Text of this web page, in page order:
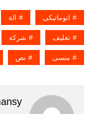
اتوماتيكى الة
تغليف شركة
منسى نص